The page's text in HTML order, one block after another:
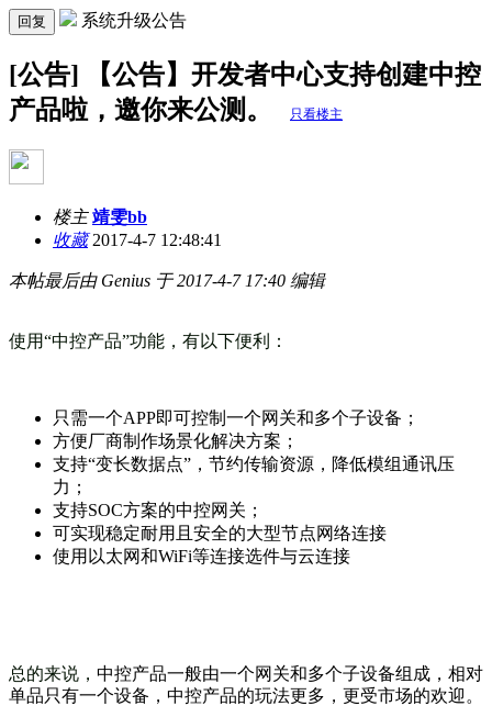
回复 系统升级公告
[公告] 【公告】开发者中心支持创建中控
产品啦，邀你来公测。
只看楼主
楼主 靖雯bb
收藏2017-4-7 12:48:41
本帖最后由 Genius 于 2017-4-7 17:40 编辑
使用“中控产品”功能，有以下便利：
只需一个APP即可控制一个网关和多个子设备；
方便厂商制作场景化解决方案；
支持“变长数据点”，节约传输资源，降低模组通讯压
力；
支持SOC方案的中控网关；
可实现稳定耐用且安全的大型节点网络连接
使用以太网和WiFi等连接选件与云连接
总的来说， 中控产品一般由一个网关和多个子设备组成，相对
单品只有一个设备，中控产品的玩法更多，更受市场的欢迎。